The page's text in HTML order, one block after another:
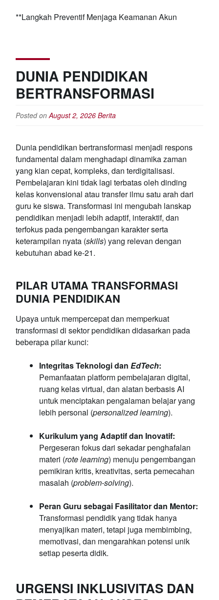
**Langkah Preventif Menjaga Keamanan Akun
DUNIA PENDIDIKAN
BERTRANSFORMASI
Posted onAugust 2, 2026 Berita
Dunia pendidikan bertransformasi menjadi respons
fundamental dalam menghadapi dinamika zaman
yang kian cepat, kompleks, dan terdigitalisasi.
Pembelajaran kini tidak lagi terbatas oleh dinding
kelas konvensional atau transfer ilmu satu arah dari
guru ke siswa. Transformasi ini mengubah lanskap
pendidikan menjadi lebih adaptif, interaktif, dan
terfokus pada pengembangan karakter serta
keterampilan nyata (skills) yang relevan dengan
kebutuhan abad ke-21.
PILAR UTAMA TRANSFORMASI
DUNIA PENDIDIKAN
Upaya untuk mempercepat dan memperkuat
transformasi di sektor pendidikan didasarkan pada
beberapa pilar kunci:
Integritas Teknologi dan EdTech:
Pemanfaatan platform pembelajaran digital,
ruang kelas virtual, dan alatan berbasis AI
untuk menciptakan pengalaman belajar yang
lebih personal (personalized learning).
Kurikulum yang Adaptif dan Inovatif:
Pergeseran fokus dari sekadar penghafalan
materi (rote learning) menuju pengembangan
pemikiran kritis, kreativitas, serta pemecahan
masalah (problem-solving).
Peran Guru sebagai Fasilitator dan Mentor:
Transformasi pendidik yang tidak hanya
menyajikan materi, tetapi juga membimbing,
memotivasi, dan mengarahkan potensi unik
setiap peserta didik.
URGENSI INKLUSIVITAS DAN